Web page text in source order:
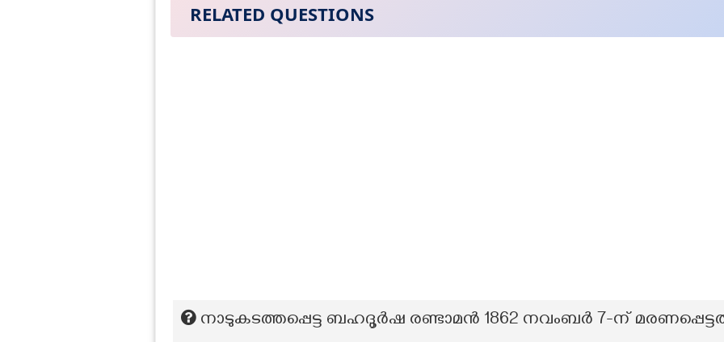
RELATED QUESTIONS
നാടുകടത്തപ്പെട്ട ബഹദൂർഷ രണ്ടാമൻ 1862 നവംബർ 7-ന്